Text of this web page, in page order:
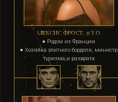
АЛЕКСИС ФРОСТ, 31 Y.O.
● Родом из Франции
● Хозяйка элитного борделя, министр
туризма и разврата